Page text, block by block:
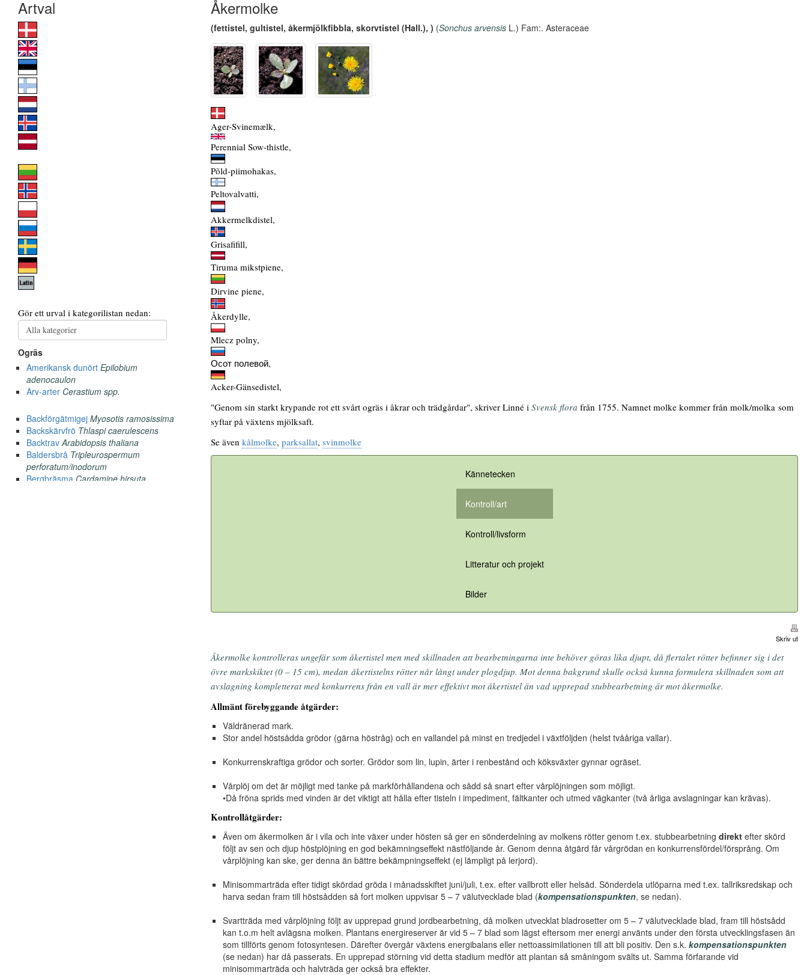
Åkermolke
(fettistel, gultistel, åkermjölkfibbla, skorvtistel (Hall.), ) (Sonchus arvensis L.) Fam:. Asteraceae
Ager-Svinemælk,
Perennial Sow-thistle,
Põld-piimohakas,
Peltovalvatti,
Akkermelkdistel,
Grisafifill,
Tiruma mikstpiene,
Dirvine piene,
Åkerdylle,
Mlecz polny,
Осот полевой,
Acker-Gänsedistel,
"Genom sin starkt krypande rot ett svårt ogräs i åkrar och trädgårdar", skriver Linné i Svensk flora från 1755. Namnet molke kommer från molk/molka som
syftar på växtens mjölksaft.
Se även kålmolke, parksallat, svinmolke
Kännetecken
Kontroll/art
Kontroll/livsform
Litteratur och projekt
Bilder
Skriv ut
Åkermolke kontrolleras ungefär som åkertistel men med skillnaden att bearbetningarna inte behöver göras lika djupt, då flertalet rötter befinner sig i det
övre markskiktet (0 – 15 cm), medan åkertistelns rötter når långt under plogdjup. Mot denna bakgrund skulle också kunna formulera skillnaden som att
avslagning kompletterat med konkurrens från en vall är mer effektivt mot åkertistel än vad upprepad stubbearbetning är mot åkermolke.
Allmänt förebyggande åtgärder:
Väldränerad mark.
Stor andel höstsådda grödor (gärna höstråg) och en vallandel på minst en tredjedel i växtföljden (helst tvååriga vallar).
Konkurrenskraftiga grödor och sorter. Grödor som lin, lupin, ärter i renbestånd och köksväxter gynnar ogräset.
Vårplöj om det är möjligt med tanke på markförhållandena och sådd så snart efter vårplöjningen som möjligt.
•Då fröna sprids med vinden är det viktigt att hålla efter tisteln i impediment, fältkanter och utmed vägkanter (två årliga avslagningar kan krävas).
Kontrollåtgärder:
Även om åkermolken är i vila och inte växer under hösten så ger en sönderdelning av molkens rötter genom t.ex. stubbearbetning direkt efter skörd
följt av sen och djup höstplöjning en god bekämningseffekt nästföljande år. Genom denna åtgärd får vårgrödan en konkurrensfördel/försprång. Om
vårplöjning kan ske, ger denna än bättre bekämpningseffekt (ej lämpligt på lerjord).
Minisommarträda efter tidigt skördad gröda i månadsskiftet juni/juli, t.ex. efter vallbrott eller helsäd. Sönderdela utlöparna med t.ex. tallriksredskap och
harva sedan fram till höstsådden så fort molken uppvisar 5 – 7 välutvecklade blad (kompensationspunkten, se nedan).
Svartträda med vårplöjning följt av upprepad grund jordbearbetning, då molken utvecklat bladrosetter om 5 – 7 välutvecklade blad, fram till höstsådd
kan t.o.m helt avlägsna molken. Plantans energireserver är vid 5 – 7 blad som lägst eftersom mer energi använts under den första utvecklingsfasen än
som tillförts genom fotosyntesen. Därefter övergår växtens energibalans eller nettoassimilationen till att bli positiv. Den s.k. kompensationspunkten
(se nedan) har då passerats. En upprepad störning vid detta stadium medför att plantan så småningom svälts ut. Samma förfarande vid
minisommarträda och halvträda ger också bra effekter.